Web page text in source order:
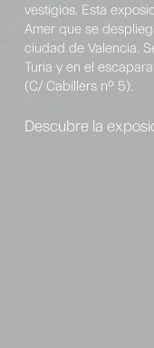
vestigios. Esta
Amer que se
ciudad de Valencia.
Turia y en el
(C/ Cabillers nº 5).
Descubre la